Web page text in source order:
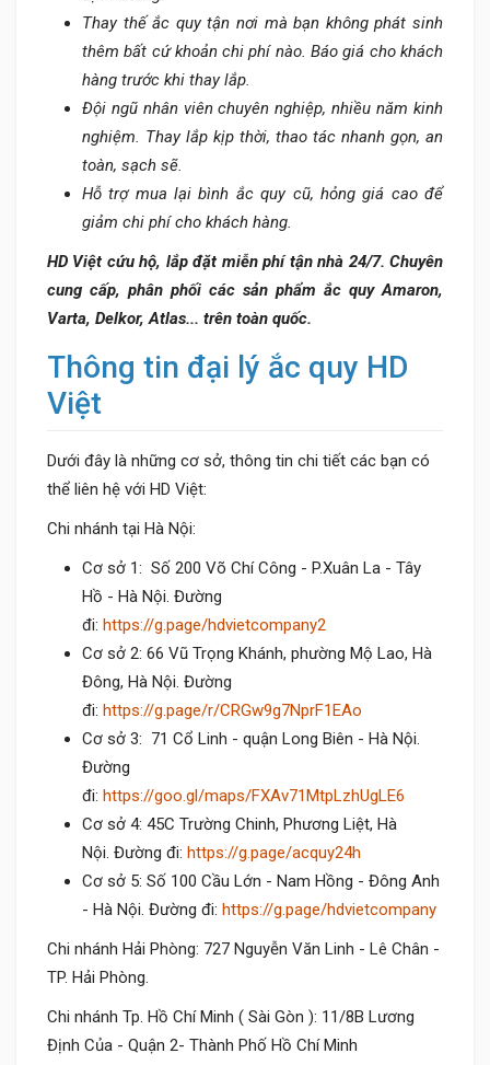
Thay thế ắc quy tận nơi mà bạn không phát sinh
thêm bất cứ khoản chi phí nào. Báo giá cho khách
hàng trước khi thay lắp.
Đội ngũ nhân viên chuyên nghiệp, nhiều năm kinh
nghiệm. Thay lắp kịp thời, thao tác nhanh gọn, an
toàn, sạch sẽ.
Hỗ trợ mua lại bình ắc quy cũ, hỏng giá cao để
giảm chi phí cho khách hàng.
HD Việt cứu hộ, lắp đặt miễn phí tận nhà 24/7. Chuyên
cung cấp, phân phối các sản phẩm ắc quy Amaron,
Varta, Delkor, Atlas... trên toàn quốc.
Thông tin đại lý ắc quy HD
Việt
Dưới đây là những cơ sở, thông tin chi tiết các bạn có
thể liên hệ với HD Việt:
Chi nhánh tại Hà Nội:
Cơ sở 1: Số 200 Võ Chí Công - P.Xuân La - Tây
Hồ - Hà Nội. Đường
đi: https://g.page/hdvietcompany2
Cơ sở 2: 66 Vũ Trọng Khánh, phường Mộ Lao, Hà
Đông, Hà Nội. Đường
đi: https://g.page/r/CRGw9g7NprF1EAo
Cơ sở 3: 71 Cổ Linh - quận Long Biên - Hà Nội.
Đường
đi: https://goo.gl/maps/FXAv71MtpLzhUgLE6
Cơ sở 4: 45C Trường Chinh, Phương Liệt, Hà
Nội. Đường đi: https://g.page/acquy24h
Cơ sở 5: Số 100 Cầu Lớn - Nam Hồng - Đông Anh
- Hà Nội. Đường đi: https://g.page/hdvietcompany
Chi nhánh Hải Phòng: 727 Nguyễn Văn Linh - Lê Chân -
TP. Hải Phòng.
Chi nhánh Tp. Hồ Chí Minh ( Sài Gòn ): 11/8B Lương
Định Của - Quận 2- Thành Phố Hồ Chí Minh